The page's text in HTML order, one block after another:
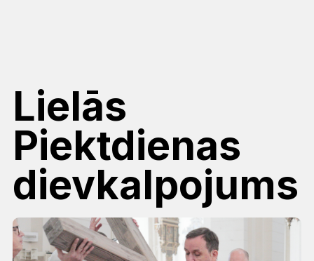
Lielās
Piektdienas
dievkalpojums